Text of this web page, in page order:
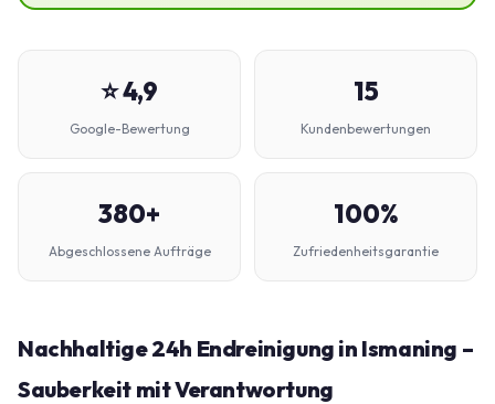
⭐ 4,9
Google-Bewertung
15
Kundenbewertungen
380+
Abgeschlossene Aufträge
100%
Zufriedenheitsgarantie
Nachhaltige 24h Endreinigung in Ismaning –
Sauberkeit mit Verantwortung